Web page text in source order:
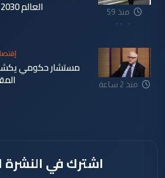
منذ 59
دقيقة
العالم 2030 في إسبانيا
منذ 2 ساعة
مستشار حكومي
اشترك في النشرة